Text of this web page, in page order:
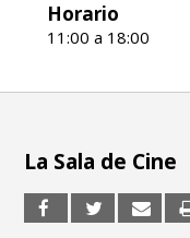
Horario
11:00 a 18:00
La Sala de Cine